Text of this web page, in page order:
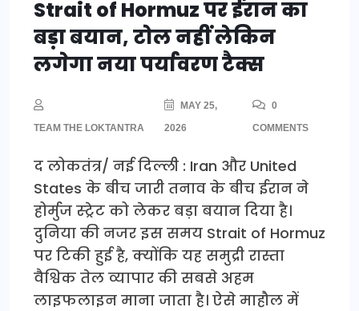
Strait of Hormuz पर ईरान का
बड़ा बयान, टोल नहीं लेकिन
लगेगा नया पर्यावरण टैक्स
TEAM THE LOKTANTRA
MAY 25,
2026
0
COMMENTS
द लोकतंत्र/ नई दिल्ली : Iran और United
States के बीच जारी तनाव के बीच ईरान ने
होर्मुज स्ट्रेट को लेकर बड़ा बयान दिया है।
दुनिया की नजर इस समय Strait of Hormuz
पर टिकी हुई है, क्योंकि यह समुद्री रास्ता
वैश्विक तेल व्यापार की सबसे अहम
लाइफलाइन माना जाता है। ऐसे माहौल में